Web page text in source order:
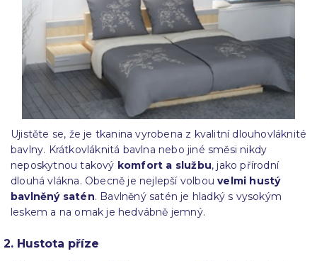
Ujistěte se, že je tkanina vyrobena z kvalitní dlouhovláknité
bavlny. Krátkovláknitá bavlna nebo jiné směsi nikdy
neposkytnou takový komfort a službu, jako přírodní
dlouhá vlákna. Obecně je nejlepší volbouvelmi hustý
bavlněný satén. Bavlněný satén je hladký s vysokým
leskem a na omak je hedvábně jemný.
2. Hustota příze